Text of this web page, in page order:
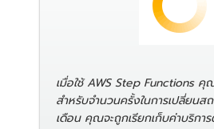
เมื่อใช้ AWS Step Functions คุ
สำหรับจำนวนครั้งในการเปลี่ยนส
เดือน คุณจะถูกเรียกเก็บค่าบริกา